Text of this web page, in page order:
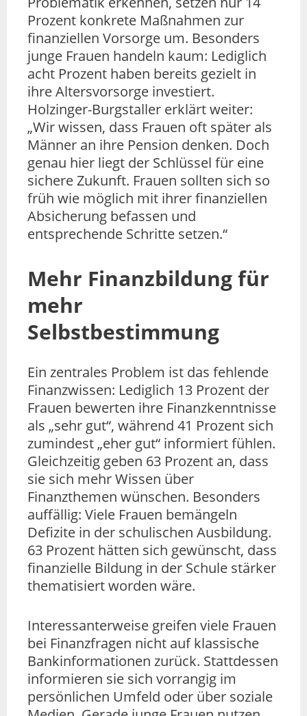
Prozent konkrete Maßnahmen zur
finanziellen Vorsorge um. Besonders
junge Frauen handeln kaum: Lediglich
acht Prozent haben bereits gezielt in
ihre Altersvorsorge investiert.
Holzinger-Burgstaller erklärt weiter:
„Wir wissen, dass Frauen oft später als
Männer an ihre Pension denken. Doch
genau hier liegt der Schlüssel für eine
sichere Zukunft. Frauen sollten sich so
früh wie möglich mit ihrer finanziellen
Absicherung befassen und
entsprechende Schritte setzen.“
Mehr Finanzbildung für
mehr
Selbstbestimmung
Ein zentrales Problem ist das fehlende
Finanzwissen: Lediglich 13 Prozent der
Frauen bewerten ihre Finanzkenntnisse
als „sehr gut“, während 41 Prozent sich
zumindest „eher gut“ informiert fühlen.
Gleichzeitig geben 63 Prozent an, dass
sie sich mehr Wissen über
Finanzthemen wünschen. Besonders
auffällig: Viele Frauen bemängeln
Defizite in der schulischen Ausbildung.
63 Prozent hätten sich gewünscht, dass
finanzielle Bildung in der Schule stärker
thematisiert worden wäre.
Interessanterweise greifen viele Frauen
bei Finanzfragen nicht auf klassische
Bankinformationen zurück. Stattdessen
informieren sie sich vorrangig im
persönlichen Umfeld oder über soziale